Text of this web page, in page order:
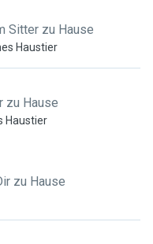
Sitter zu Hause
Haustier
zu Hause
Haustier
zu Hause